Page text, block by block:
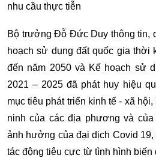
nhu cầu thực tiễn
Bộ trưởng Đỗ Đức Duy thông tin,
hoạch sử dụng đất quốc gia thời
đến năm 2050 và Kế hoạch sử
2021 – 2025 đã phát huy hiệu
mục tiêu phát triển kinh tế - xã
ninh của các địa phương và
ảnh hưởng của đại dịch Covid
tác động tiêu cực từ tình hình biến